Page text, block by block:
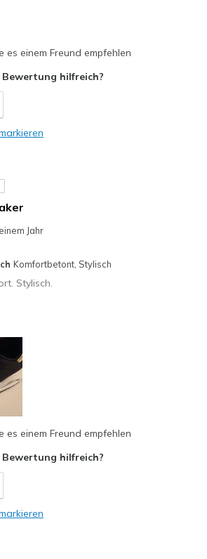
Schuhen
es einem Freund empfehlen
Bewertung hilfreich?
Jahr
Komfortbetont, Stylisch
Stylisch.
es einem Freund empfehlen
Bewertung hilfreich?